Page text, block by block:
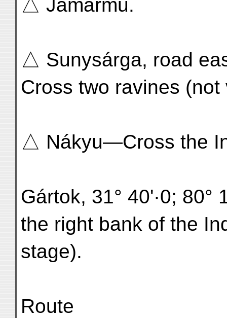
△ Jamármu.
△ Sunysárga, road
Cross two ravines
△ Nákyu—Cross the
Gártok, 31° 40'·0;
the right bank of the
stage).
Route